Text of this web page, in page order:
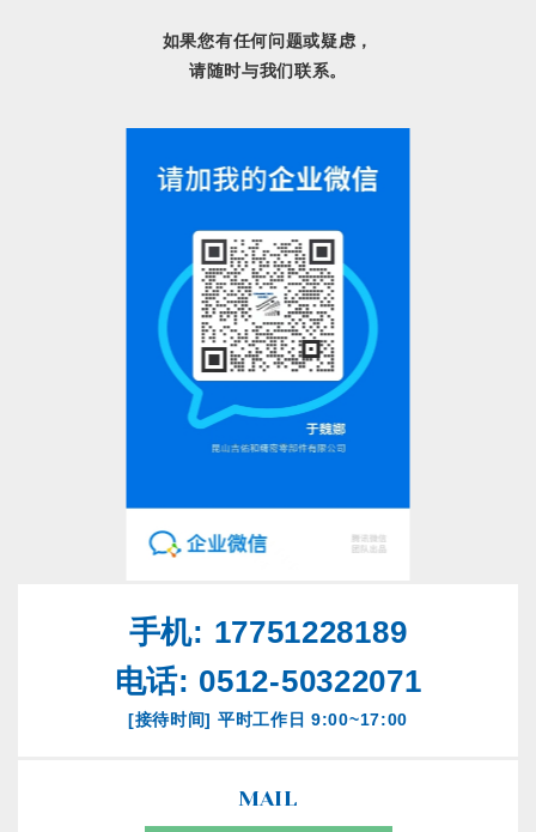
如果您有任何问题或疑虑，
请随时与我们联系。
手机: 17751228189
电话: 0512-50322071
[接待时间] 平时工作日 9:00~17:00
MAIL